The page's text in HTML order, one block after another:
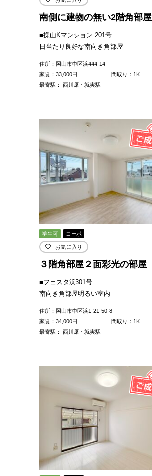
南側に建物の無い2階角部屋
■操山Kマンション 201号
日当たり良好な南向き角部屋
住所：岡山市中区浜444-14
家賃： 33,000円
間取り：1K
最寄駅： 西川原・就実駅
学生可 コーポ
お気に入り
３階角部屋２面彩光の部屋
■フェスタ浜301号
南向き角部屋明るい室内
住所：岡山市中区浜1-21-50-8
家賃： 34,000円
間取り：1K
最寄駅： 西川原・就実駅